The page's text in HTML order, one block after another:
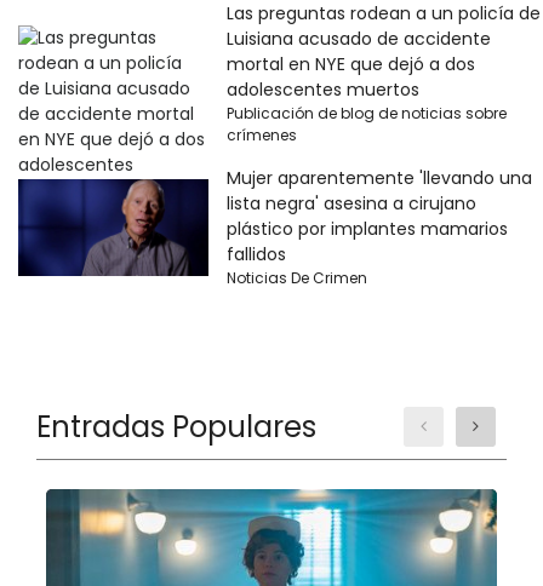
Las preguntas rodean a un policía de
Luisiana acusado de accidente
mortal en NYE que dejó a dos
adolescentes muertos
Publicación de blog de noticias sobre
crímenes
Mujer aparentemente 'llevando una
lista negra' asesina a cirujano
plástico por implantes mamarios
fallidos
Noticias De Crimen
Entradas Populares